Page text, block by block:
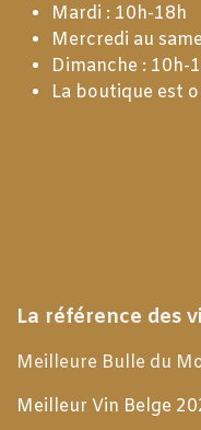
Mardi : 10h-18h
Mercredi au
Dimanche : 10h-
La boutique est
La référence des
Meilleure Bulle du
Meilleur Vin Belge